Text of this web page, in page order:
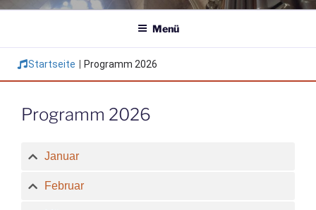
Menü
Startseite Programm 2026
Programm 2026
Januar
Februar